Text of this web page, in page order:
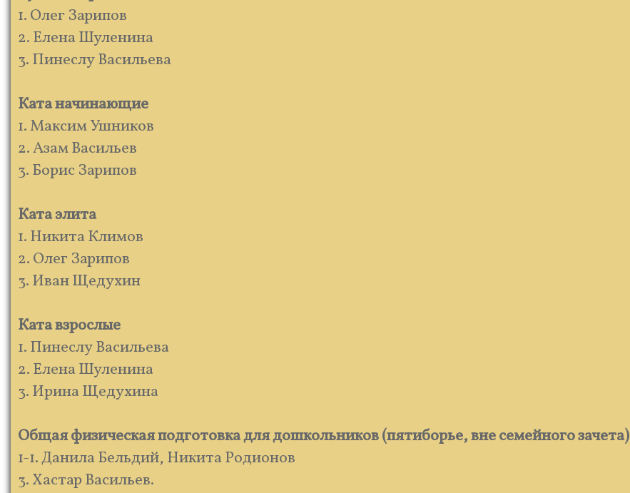
1. Олег Зарипов
2. Елена Шуленина
3. Пинеслу Васильева
Ката начинающие
1. Максим Ушников
2. Азам Васильев
3. Борис Зарипов
Ката элита
1. Никита Климов
2. Олег Зарипов
3. Иван Щедухин
Ката взрослые
1. Пинеслу Васильева
2. Елена Шуленина
3. Ирина Щедухина
Общая физическая подготовка для дошкольников (пятиборье, вне семейного зачета)
1-1. Данила Бельдий, Никита Родионов
3. Хастар Васильев.